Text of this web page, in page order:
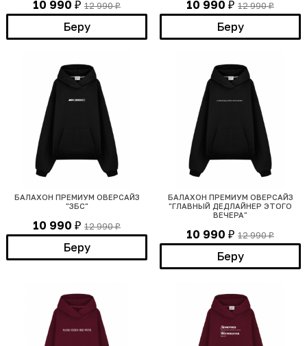
10 990 ₽ 12 990₽
Беру
10 990 ₽ 12 990₽
Беру
БАЛАХОН ПРЕМИУМ ОВЕРСАЙЗ
"ЗБС"
10 990 ₽ 12 990₽
Беру
БАЛАХОН ПРЕМИУМ ОВЕРСАЙЗ
"ГЛАВНЫЙ ДЕДЛАЙНЕР ЭТОГО
ВЕЧЕРА"
10 990 ₽ 12 990₽
Беру